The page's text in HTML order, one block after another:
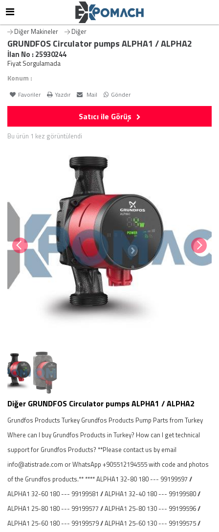
Diğer Makineler Diğer
GRUNDFOS Circulator pumps ALPHA1 / ALPHA2
İlan No : 25930244
Fiyat Sorgulamada
Konum :
Favoriler Yazdır Mail Gönder
Satıcı ile Görüş
Bu ürün 1 kez görüntülendi
Diğer GRUNDFOS Circulator pumps ALPHA1 / ALPHA2
Grundfos Products Turkey Grundfos Products Pump Parts from Turkey
Where can I buy Grundfos Products in Turkey? How can I get technical
support for Grundfos Products? **Please contact us by email
info@atistrade.com or WhatsApp +905512194555 with code and photos
of the Grundfos products.** **** ALPHA1 32-80 180 --- 99199597 //
ALPHA1 32-60 180 --- 99199581 // ALPHA1 32-40 180 --- 99199580 //
ALPHA1 25-80 180 --- 99199577 // ALPHA1 25-80 130 --- 99199596 //
ALPHA1 25-60 180 --- 99199579 // ALPHA1 25-60 130 --- 99199575 //